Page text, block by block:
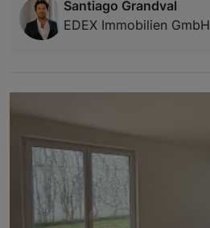
Santiago Grandval
EDEX Immobilien GmbH